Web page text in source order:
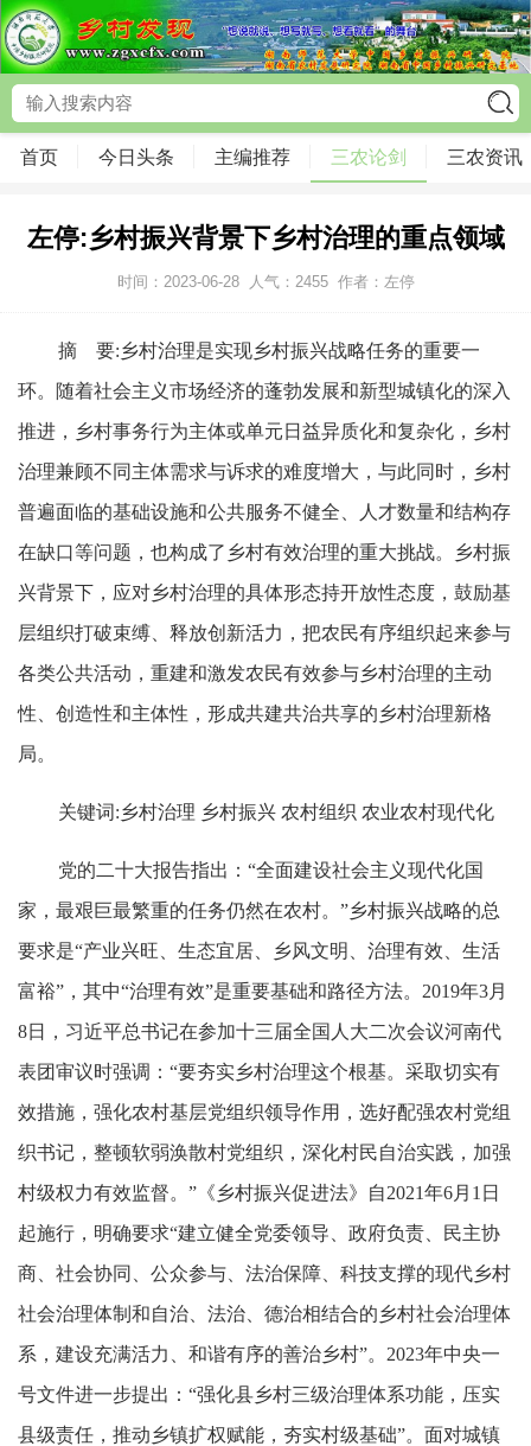
首页 今日头条 主编推荐 三农论剑 三农资讯
左停:乡村振兴背景下乡村治理的重点领域
时间：2023-06-28 人气： 2455 作者：左停
摘 要:乡村治理是实现乡村振兴战略任务的重要一
环。随着社会主义市场经济的蓬勃发展和新型城镇化的深入
推进，乡村事务行为主体或单元日益异质化和复杂化，乡村
治理兼顾不同主体需求与诉求的难度增大，与此同时，乡村
普遍面临的基础设施和公共服务不健全、人才数量和结构存
在缺口等问题，也构成了乡村有效治理的重大挑战。乡村振
兴背景下，应对乡村治理的具体形态持开放性态度，鼓励基
层组织打破束缚、释放创新活力，把农民有序组织起来参与
各类公共活动，重建和激发农民有效参与乡村治理的主动
性、创造性和主体性，形成共建共治共享的乡村治理新格
局。
关键词:乡村治理 乡村振兴 农村组织 农业农村现代化
党的二十大报告指出：“全面建设社会主义现代化国
家，最艰巨最繁重的任务仍然在农村。”乡村振兴战略的总
要求是“产业兴旺、生态宜居、乡风文明、治理有效、生活
富裕”，其中“治理有效”是重要基础和路径方法。2019年3月
8日，习近平总书记在参加十三届全国人大二次会议河南代
表团审议时强调：“要夯实乡村治理这个根基。采取切实有
效措施，强化农村基层党组织领导作用，选好配强农村党组
织书记，整顿软弱涣散村党组织，深化村民自治实践，加强
村级权力有效监督。”《乡村振兴促进法》自2021年6月1日
起施行，明确要求“建立健全党委领导、政府负责、民主协
商、社会协同、公众参与、法治保障、科技支撑的现代乡村
社会治理体制和自治、法治、德治相结合的乡村社会治理体
系，建设充满活力、和谐有序的善治乡村”。2023年中央一
号文件进一步提出：“强化县乡村三级治理体系功能，压实
县级责任，推动乡镇扩权赋能，夯实村级基础”。面对城镇